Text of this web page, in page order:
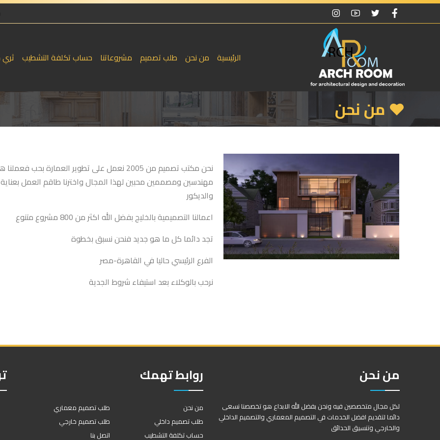
الرئيسية من نحن طلب تصميم مشروعاتنا حساب تكلفة التشطيب
من نحن
نحن مكتب تصميم من 2005 نعمل على تطوير
مهندسين ومصممين محبين لهذا المجال واخترنا طاقم العمل
والديكور
اعمالنا التصميمية بالخليج بفضل الله اكثر من 800 مشروع متنوع
تجد دائما كل ما هو جديد فنحن نسبق بخطوة
الفرع الرئيسي حاليا في القاهرة-مصر
نرحب بالوكلاء بعد استيفاء شروط الجدية
من نحن
لكل مجال متخصصين فيه ونحن بفضل الله الابداع هو تخصصنا نسعى
دائما لتقديم افضل الخدمات في التصميم المعماري والتصميم الداخلي
والخارجي وتنسيق الحدائق
روابط تهمك
من نحن
طلب تصميم معماري
طلب تصميم داخلي
طلب تصميم خارجي
حساب تكلفة التشطيب
اتصل بنا